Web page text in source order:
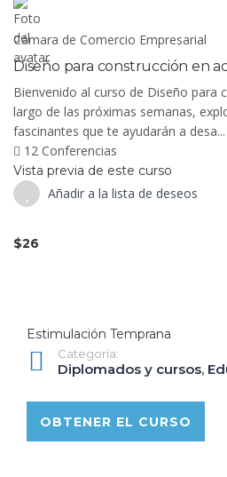
Cámara de Comercio Empresarial
Diseño para construcción en
Bienvenido al curso de Diseño para
largo de las próximas semanas,
fascinantes que te ayudarán a desa...
12 Conferencias
Vista previa de este curso
Añadir a la lista de deseos
$26
Estimulación Temprana
Categoría:
Diplomados y cursos,
OBTENER EL CURSO